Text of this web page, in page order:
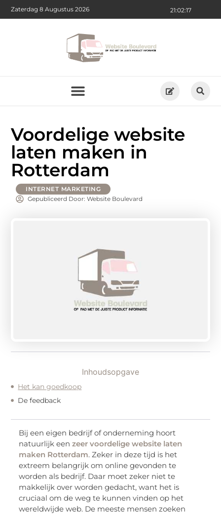
21:02:18
Zaterdag 8 Augustus 2026
Voordelige website
laten maken in
Rotterdam
INTERNET MARKETING
Gepubliceerd Door: Website Boulevard
Inhoudsopgave
Het kan goedkoop
De feedback
Bij een eigen bedrijf of onderneming hoort
natuurlijk een zeer voordelige website laten
maken Rotterdam. Zeker in deze tijd is het
extreem belangrijk om online gevonden te
worden als bedrijf. Daar moet zeker niet te
makkelijk over worden gedacht, want het is
cruciaal om de weg te kunnen vinden op het
wereldwijde web. De meeste mensen zoeken